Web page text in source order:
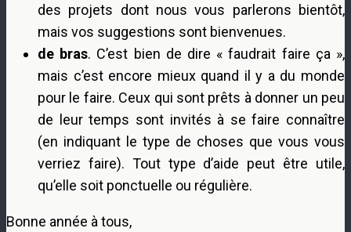
des projets dont nous vous parlerons bientôt,
mais vos suggestions sont bienvenues.
de bras. C’est bien de dire « faudrait faire ça »,
mais c’est encore mieux quand il y a du monde
pour le faire. Ceux qui sont prêts à donner un peu
de leur temps sont invités à se faire connaître
(en indiquant le type de choses que vous vous
verriez faire). Tout type d’aide peut être utile,
qu’elle soit ponctuelle ou régulière.
Bonne année à tous,